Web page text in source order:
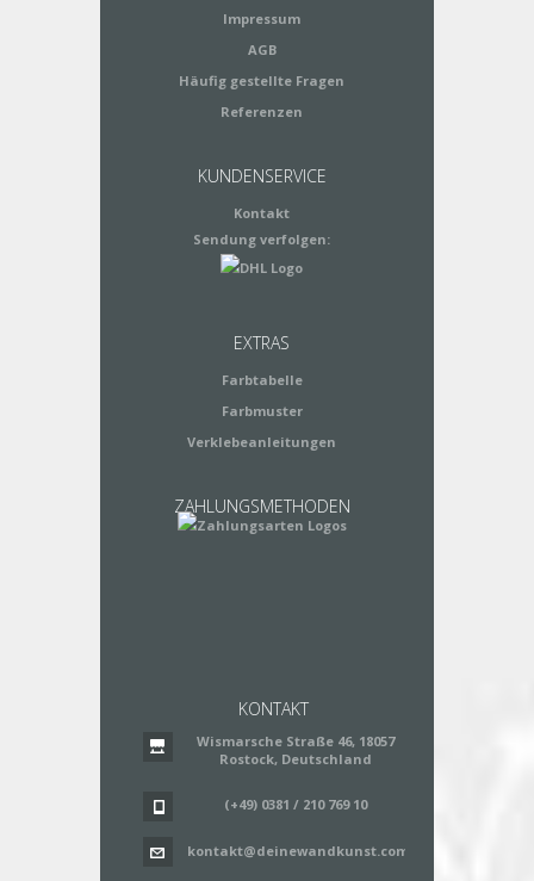
Impressum
AGB
Häufig gestellte Fragen
Referenzen
KUNDENSERVICE
Kontakt
Sendung verfolgen:
EXTRAS
Farbtabelle
Farbmuster
Verklebeanleitungen
ZAHLUNGSMETHODEN
KONTAKT
Wismarsche Straße 46, 18057
Rostock, Deutschland
(+49) 0381 / 210 769 10
kontakt@deinewandkunst.com